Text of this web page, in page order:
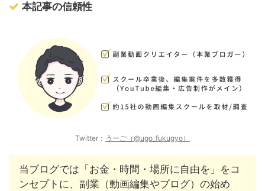
本記事の信頼性
Twitter： うーご（@ugo_fukugyo）
当ブログでは「お金・時間・場所に自由を」をコ
ンセプトに、副業（動画編集やブログ）の始め